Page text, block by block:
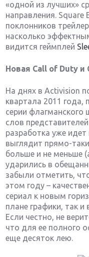
«одной из лучших»
направления. Square
поклонников
насколько
видится геймплей
Новая Call of Duty и
На днях в Activision
квартала 2011 года,
серии флагманского
слов
разработка уже
выглядит прямо-
больше и не меньше
ударились в
забыли отметить,
этом году –
сериал к новым
плане графики, так и
Если честно, не
что для ее полного
еще десяток лею.